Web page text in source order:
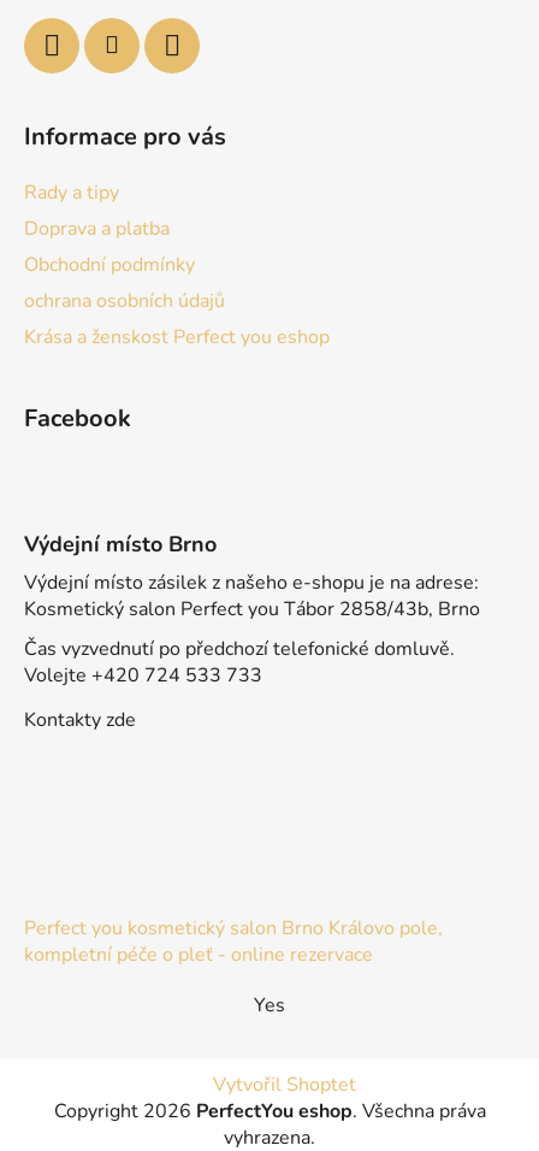
Informace pro vás
Rady a tipy
Doprava a platba
Obchodní podmínky
ochrana osobních údajů
Krása a ženskost Perfect you eshop
Facebook
Výdejní místo Brno
Výdejní místo zásilek z našeho e-shopu je na adrese:
Kosmetický salon Perfect you Tábor 2858/43b, Brno
Čas vyzvednutí po předchozí telefonické domluvě.
Volejte +420 724 533 733
Kontakty zde
Perfect you kosmetický salon Brno Královo pole,
kompletní péče o pleť - online rezervace
Yes
Vytvořil Shoptet
Copyright 2026 PerfectYou eshop. Všechna práva
vyhrazena.